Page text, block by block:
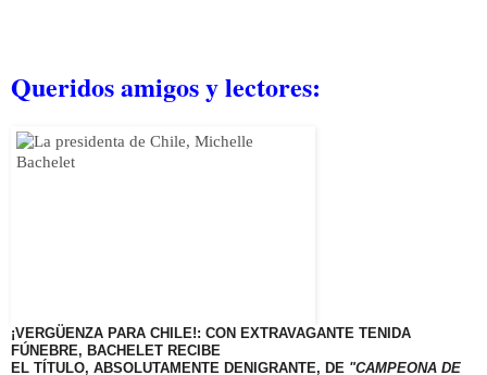
Queridos amigos y lectores:
¡VERGÜENZA PARA CHILE!: CON EXTRAVAGANTE TENIDA
FÚNEBRE, BACHELET RECIBE
EL TÍTULO, ABSOLUTAMENTE DENIGRANTE, DE "CAMPEONA DE